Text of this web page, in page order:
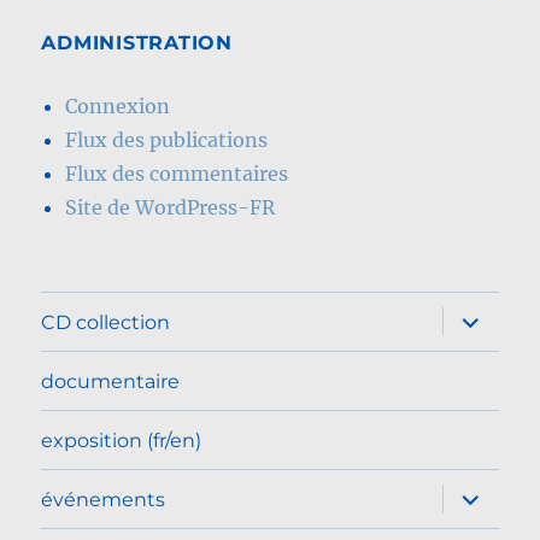
ADMINISTRATION
Connexion
Flux des publications
Flux des commentaires
Site de WordPress-FR
CD collection
ouvrir
le
sous-
documentaire
exposition (fr/en)
événements
ouvrir
le
sous-